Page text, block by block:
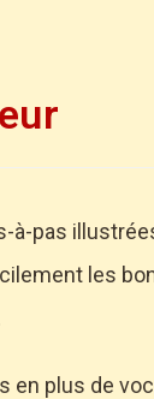
à-pas
les
en plus de